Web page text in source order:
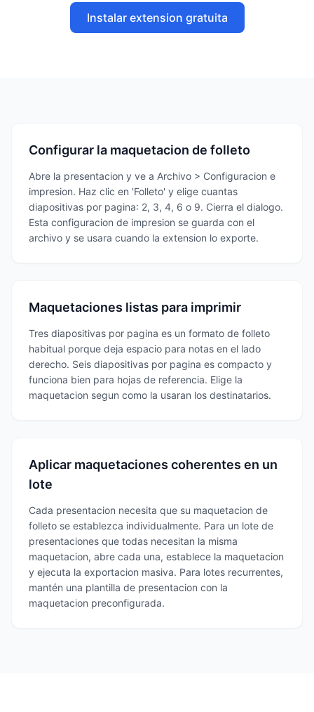
Instalar extension gratuita
Configurar la maquetacion de folleto
Abre la presentacion y ve a Archivo > Configuracion e
impresion. Haz clic en 'Folleto' y elige cuantas
diapositivas por pagina: 2, 3, 4, 6 o 9. Cierra el dialogo.
Esta configuracion de impresion se guarda con el
archivo y se usara cuando la extension lo exporte.
Maquetaciones listas para imprimir
Tres diapositivas por pagina es un formato de folleto
habitual porque deja espacio para notas en el lado
derecho. Seis diapositivas por pagina es compacto y
funciona bien para hojas de referencia. Elige la
maquetacion segun como la usaran los destinatarios.
Aplicar maquetaciones coherentes en un
lote
Cada presentacion necesita que su maquetacion de
folleto se establezca individualmente. Para un lote de
presentaciones que todas necesitan la misma
maquetacion, abre cada una, establece la maquetacion
y ejecuta la exportacion masiva. Para lotes recurrentes,
mantén una plantilla de presentacion con la
maquetacion preconfigurada.